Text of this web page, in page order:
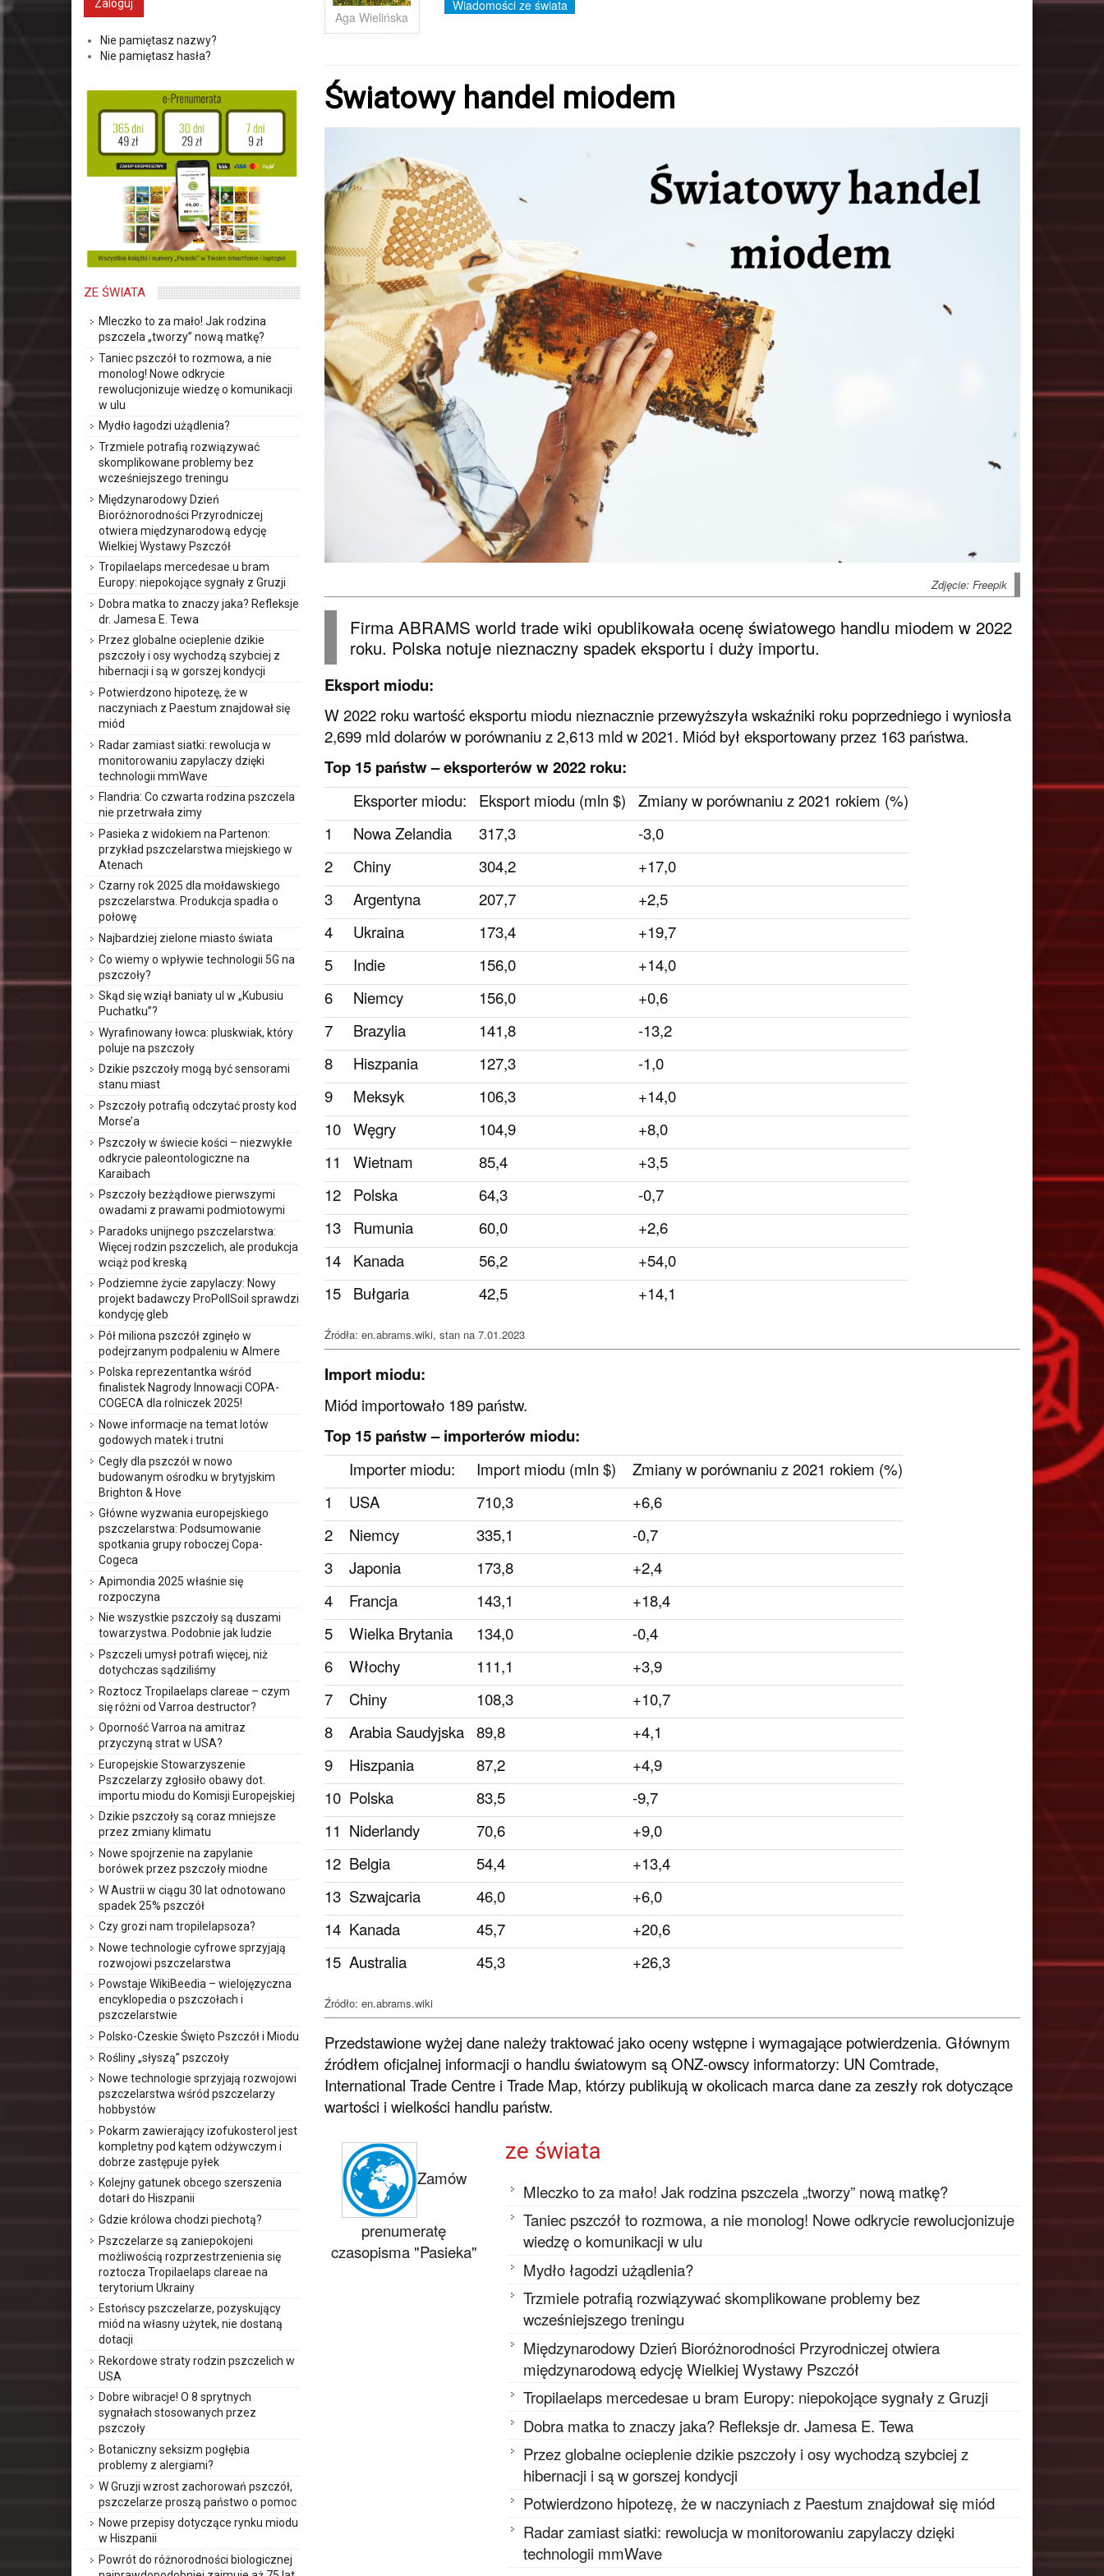
Aga Wielińska
Wiadomości ze świata
Światowy handel miodem
Zdjęcie: Freepik
Firma ABRAMS world trade wiki opublikowała ocenę światowego handlu miodem w 2022
roku. Polska notuje nieznaczny spadek eksportu i duży importu.
Eksport miodu:
W 2022 roku wartość eksportu miodu nieznacznie przewyższyła wskaźniki roku poprzedniego i wyniosła
2,699 mld dolarów w porównaniu z 2,613 mld w 2021. Miód był eksportowany przez 163 państwa.
Top 15 państw–eksporterów w 2022 roku:
Eksporter miodu: Eksport miodu (mln $) Zmiany w porównaniu z 2021 rokiem (%)
1
Nowa Zelandia 317,3
-3,0
2
Chiny 304,2
+17,0
3
Argentyna 207,7
+2,5
4
Ukraina 173,4
+19,7
5
Indie 156,0
+14,0
6
Niemcy 156,0
+0,6
7
Brazylia 141,8
-13,2
8
Hiszpania 127,3
-1,0
9
Meksyk 106,3
+14,0
10 Węgry 104,9
+8,0
11
Wietnam 85,4
+3,5
12 Polska 64,3
-0,7
13
Rumunia 60,0
+2,6
14
Kanada 56,2
+54,0
15
Bułgaria 42,5 +14,1
Źródła: en.abrams.wiki, stan na 7.01.2023
Import miodu:
Miód importowało 189 państw.
Top 15 państw – importerów miodu:
Importer miodu: Import miodu (mln $) Zmiany w porównaniu z 2021 rokiem (%)
1 USA 710,3
+6,6
2
Niemcy 335,1
-0,7
3
Japonia 173,8
+2,4
4
Francja 143,1
+18,4
5
Wielka Brytania 134,0
-0,4
6
Włochy 111,1
+3,9
7
Chiny 108,3
+10,7
8
Arabia Saudyjska 89,8
+4,1
9
Hiszpania 87,2
+4,9
10 Polska 83,5
-9,7
11 Niderlandy 70,6
+9,0
12 Belgia 54,4
+13,4
13 Szwajcaria 46,0
+6,0
14 Kanada 45,7
+20,6
15 Australia 45,3 +26,3
Źródło: en.abrams.wiki
Przedstawione wyżej dane należy traktować jako oceny wstępne i wymagające potwierdzenia. Głównym
źródłem oficjalnej informacji o handlu światowym są ONZ-owscy informatorzy: UN Comtrade,
International Trade Centre i Trade Map, którzy publikują w okolicach marca dane za zeszły rok dotyczące
wartości i wielkości handlu państw.
Zamów
prenumeratę
czasopisma "Pasieka"
ze świata
Mleczko to za mało! Jak rodzina pszczela „tworzy” nową matkę?
Taniec pszczół to rozmowa, a nie monolog! Nowe odkrycie rewolucjonizuje
wiedzę o komunikacji w ulu
Mydło łagodzi użądlenia?
Trzmiele potrafią rozwiązywać skomplikowane problemy bez
wcześniejszego treningu
Międzynarodowy Dzień Bioróżnorodności Przyrodniczej otwiera
międzynarodową edycję Wielkiej Wystawy Pszczół
Tropilaelaps mercedesae u bram Europy: niepokojące sygnały z Gruzji
Dobra matka to znaczy jaka? Refleksje dr. Jamesa E. Tewa
Przez globalne ocieplenie dzikie pszczoły i osy wychodzą szybciej z
hibernacji i są w gorszej kondycji
Potwierdzono hipotezę, że w naczyniach z Paestum znajdował się miód
Radar zamiast siatki: rewolucja w monitorowaniu zapylaczy dzięki
technologii mmWave
Nie pamiętasz nazwy?
Nie pamiętasz hasła?
ZE ŚWIATA
Mleczko to za mało! Jak rodzina
pszczela „tworzy” nową matkę?
Taniec pszczół to rozmowa, a nie
monolog! Nowe odkrycie
rewolucjonizuje wiedzę o komunikacji
w ulu
Mydło łagodzi użądlenia?
Trzmiele potrafią rozwiązywać
skomplikowane problemy bez
wcześniejszego treningu
Międzynarodowy Dzień
Bioróżnorodności Przyrodniczej
otwiera międzynarodową edycję
Wielkiej Wystawy Pszczół
Tropilaelaps mercedesae u bram
Europy: niepokojące sygnały z Gruzji
Dobra matka to znaczy jaka? Refleksje
dr. Jamesa E. Tewa
Przez globalne ocieplenie dzikie
pszczoły i osy wychodzą szybciej z
hibernacji i są w gorszej kondycji
Potwierdzono hipotezę, że w
naczyniach z Paestum znajdował się
miód
Radar zamiast siatki: rewolucja w
monitorowaniu zapylaczy dzięki
technologii mmWave
Flandria: Co czwarta rodzina pszczela
nie przetrwała zimy
Pasieka z widokiem na Partenon:
przykład pszczelarstwa miejskiego w
Atenach
Czarny rok 2025 dla mołdawskiego
pszczelarstwa. Produkcja spadła o
połowę
Najbardziej zielone miasto świata
Co wiemy o wpływie technologii 5G na
pszczoły?
Skąd się wziął baniaty ul w „Kubusiu
Puchatku”?
Wyrafinowany łowca: pluskwiak, który
poluje na pszczoły
Dzikie pszczoły mogą być sensorami
stanu miast
Pszczoły potrafią odczytać prosty kod
Morse’a
Pszczoły w świecie kości – niezwykłe
odkrycie paleontologiczne na
Karaibach
Pszczoły bezżądłowe pierwszymi
owadami z prawami podmiotowymi
Paradoks unijnego pszczelarstwa:
Więcej rodzin pszczelich, ale produkcja
wciąż pod kreską
Podziemne życie zapylaczy: Nowy
projekt badawczy ProPollSoil sprawdzi
kondycję gleb
Pół miliona pszczół zginęło w
podejrzanym podpaleniu w Almere
Polska reprezentantka wśród
finalistek Nagrody Innowacji COPA-
COGECA dla rolniczek 2025!
Nowe informacje na temat lotów
godowych matek i trutni
Cegły dla pszczół w nowo
budowanym ośrodku w brytyjskim
Brighton & Hove
Główne wyzwania europejskiego
pszczelarstwa: Podsumowanie
spotkania grupy roboczej Copa-
Cogeca
Apimondia 2025 właśnie się
rozpoczyna
Nie wszystkie pszczoły są duszami
towarzystwa. Podobnie jak ludzie
Pszczeli umysł potrafi więcej, niż
dotychczas sądziliśmy
Roztocz Tropilaelaps clareae – czym
się różni od Varroa destructor?
Oporność Varroa na amitraz
przyczyną strat w USA?
Europejskie Stowarzyszenie
Pszczelarzy zgłosiło obawy dot.
importu miodu do Komisji Europejskiej
Dzikie pszczoły są coraz mniejsze
przez zmiany klimatu
Nowe spojrzenie na zapylanie
borówek przez pszczoły miodne
W Austrii w ciągu 30 lat odnotowano
spadek 25% pszczół
Czy grozi nam tropilelapsoza?
Nowe technologie cyfrowe sprzyjają
rozwojowi pszczelarstwa
Powstaje WikiBeedia – wielojęzyczna
encyklopedia o pszczołach i
pszczelarstwie
Polsko-Czeskie Święto Pszczół i Miodu
Rośliny „słyszą” pszczoły
Nowe technologie sprzyjają rozwojowi
pszczelarstwa wśród pszczelarzy
hobbystów
Pokarm zawierający izofukosterol jest
kompletny pod kątem odżywczym i
dobrze zastępuje pyłek
Kolejny gatunek obcego szerszenia
dotarł do Hiszpanii
Gdzie królowa chodzi piechotą?
Pszczelarze są zaniepokojeni
możliwością rozprzestrzenienia się
roztocza Tropilaelaps clareae na
terytorium Ukrainy
Estońscy pszczelarze, pozyskujący
miód na własny użytek, nie dostaną
dotacji
Rekordowe straty rodzin pszczelich w
USA
Dobre wibracje! O 8 sprytnych
sygnałach stosowanych przez
pszczoły
Botaniczny seksizm pogłębia
problemy z alergiami?
W Gruzji wzrost zachorowań pszczół,
pszczelarze proszą państwo o pomoc
Nowe przepisy dotyczące rynku miodu
w Hiszpanii
Powrót do różnorodności biologicznej